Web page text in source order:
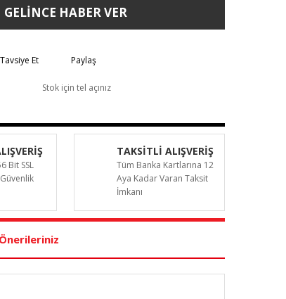
GELİNCE HABER VER
Tavsiye Et Paylaş
Stok için tel açınız
Bit SSL
TAKSİTLİ ALIŞVERİŞ
Tüm Banka Kartlarına 12
Aya Kadar Varan Taksit
İmkanı
Önerileriniz